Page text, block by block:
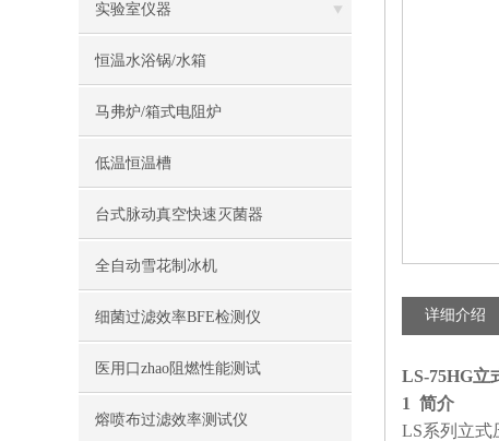
实验室仪器
恒温水浴锅/水箱
马弗炉/箱式电阻炉
低温恒温槽
台式脉动真空快速灭菌器
全自动雪花制冰机
细菌过滤效率BFE检测仪
医用口zhao阻燃性能测试
熔喷布过滤效率测试仪
详细介绍
LS-75HG立
1 简介
LS系列立式